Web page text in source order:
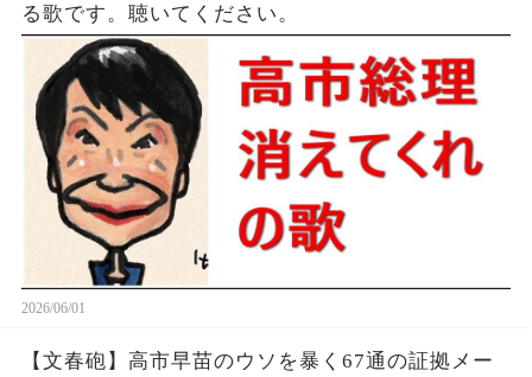
る歌です。聴いてください。
2026/06/01
【文春砲】高市早苗のウソを暴く67通の証拠メー